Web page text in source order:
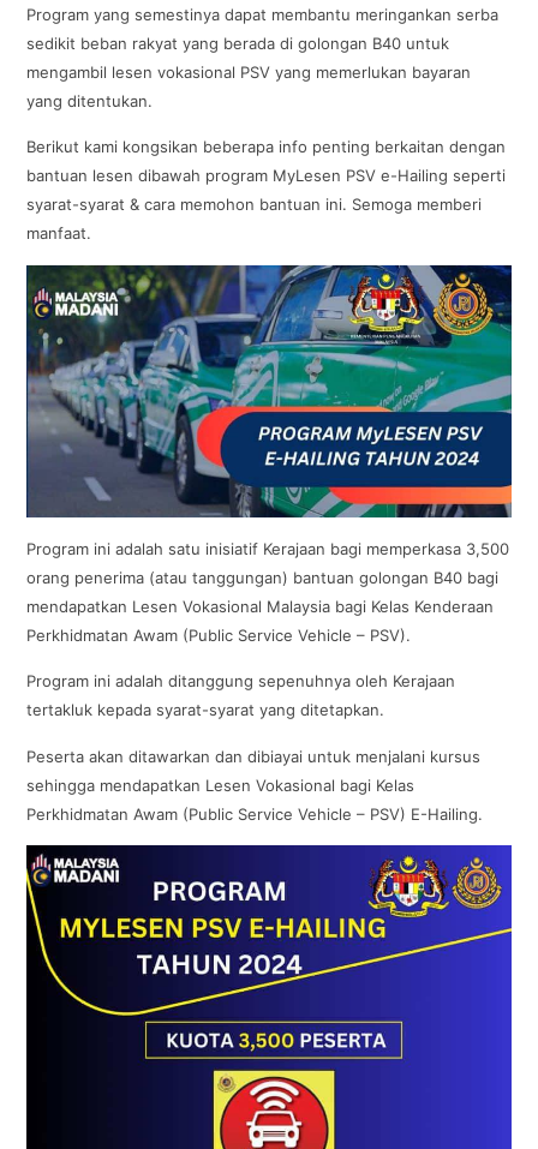
Program yang semestinya dapat membantu meringankan serba
sedikit beban rakyat yang berada di golongan B40 untuk
mengambil lesen vokasional PSV yang memerlukan bayaran
yang ditentukan.
Berikut kami kongsikan beberapa info penting berkaitan dengan
bantuan lesen dibawah program MyLesen PSV e-Hailing seperti
syarat-syarat & cara memohon bantuan ini. Semoga memberi
manfaat.
Program ini adalah satu inisiatif Kerajaan bagi memperkasa 3,500
orang penerima (atau tanggungan) bantuan golongan B40 bagi
mendapatkan Lesen Vokasional Malaysia bagi Kelas Kenderaan
Perkhidmatan Awam (Public Service Vehicle – PSV).
Program ini adalah ditanggung sepenuhnya oleh Kerajaan
tertakluk kepada syarat-syarat yang ditetapkan.
Peserta akan ditawarkan dan dibiayai untuk menjalani kursus
sehingga mendapatkan Lesen Vokasional bagi Kelas
Perkhidmatan Awam (Public Service Vehicle – PSV) E-Hailing.